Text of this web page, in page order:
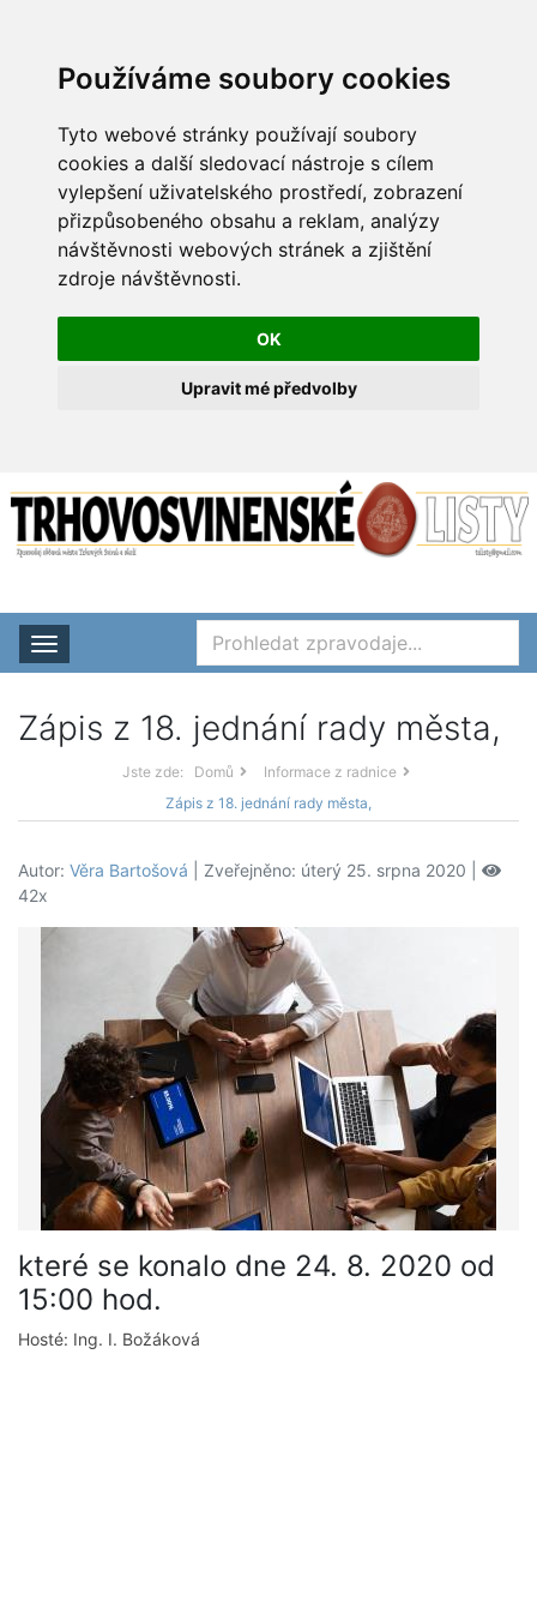
Používáme soubory cookies
Tyto webové stránky používají soubory
cookies a další sledovací nástroje s cílem
vylepšení uživatelského prostředí, zobrazení
přizpůsobeného obsahu a reklam, analýzy
návštěvnosti webových stránek a zjištění
zdroje návštěvnosti.
OK
Upravit mé předvolby
Rozbalit nabídku
Zápis z 18. jednání rady města,
Jste zde: Domů
Informace z radnice
Zápis z 18. jednání rady města,
Autor: Věra Bartošová | Zveřejněno: úterý 25. srpna 2020 |
42x
které se konalo dne 24. 8. 2020 od
15:00 hod.
Hosté: Ing. I. Božáková